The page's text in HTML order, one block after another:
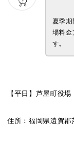
夏季
場料金
す。
【平日】芦屋町役
住所：福岡県遠賀